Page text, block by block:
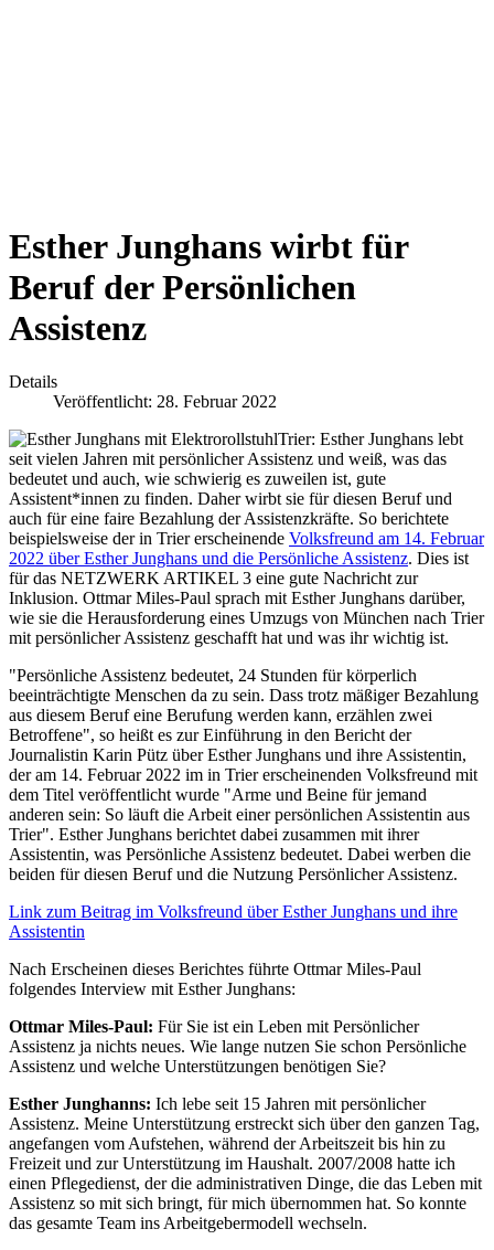
Esther Junghans wirbt für
Beruf der Persönlichen
Assistenz
Details
Veröffentlicht: 28. Februar 2022
Trier: Esther Junghans lebt
seit vielen Jahren mit persönlicher Assistenz und weiß, was das
bedeutet und auch, wie schwierig es zuweilen ist, gute
Assistent*innen zu finden. Daher wirbt sie für diesen Beruf und
auch für eine faire Bezahlung der Assistenzkräfte. So berichtete
beispielsweise der in Trier erscheinende Volksfreund am 14. Februar
2022 über Esther Junghans und die Persönliche Assistenz. Dies ist
für das NETZWERK ARTIKEL 3 eine gute Nachricht zur
Inklusion. Ottmar Miles-Paul sprach mit Esther Junghans darüber,
wie sie die Herausforderung eines Umzugs von München nach Trier
mit persönlicher Assistenz geschafft hat und was ihr wichtig ist.
"Persönliche Assistenz bedeutet, 24 Stunden für körperlich
beeinträchtigte Menschen da zu sein. Dass trotz mäßiger Bezahlung
aus diesem Beruf eine Berufung werden kann, erzählen zwei
Betroffene", so heißt es zur Einführung in den Bericht der
Journalistin Karin Pütz über Esther Junghans und ihre Assistentin,
der am 14. Februar 2022 im in Trier erscheinenden Volksfreund mit
dem Titel veröffentlicht wurde "Arme und Beine für jemand
anderen sein: So läuft die Arbeit einer persönlichen Assistentin aus
Trier". Esther Junghans berichtet dabei zusammen mit ihrer
Assistentin, was Persönliche Assistenz bedeutet. Dabei werben die
beiden für diesen Beruf und die Nutzung Persönlicher Assistenz.
Link zum Beitrag im Volksfreund über Esther Junghans und ihre
Assistentin
Nach Erscheinen dieses Berichtes führte Ottmar Miles-Paul
folgendes Interview mit Esther Junghans:
Ottmar Miles-Paul: Für Sie ist ein Leben mit Persönlicher
Assistenz ja nichts neues. Wie lange nutzen Sie schon Persönliche
Assistenz und welche Unterstützungen benötigen Sie?
Esther Junghanns: Ich lebe seit 15 Jahren mit persönlicher
Assistenz. Meine Unterstützung erstreckt sich über den ganzen Tag,
angefangen vom Aufstehen, während der Arbeitszeit bis hin zu
Freizeit und zur Unterstützung im Haushalt. 2007/2008 hatte ich
einen Pflegedienst, der die administrativen Dinge, die das Leben mit
Assistenz so mit sich bringt, für mich übernommen hat. So konnte
das gesamte Team ins Arbeitgebermodell wechseln.